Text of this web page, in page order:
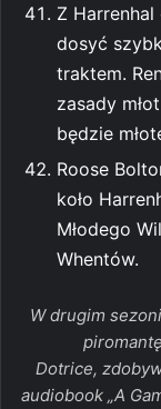
Z
dosyć
traktem.
zasady
będzie
Roose
koło
Młodego
Whentów.
W drugim
Dotrice,
audiobook „A